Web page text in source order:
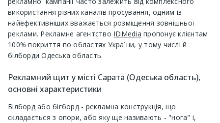
використання різних каналів просування, одним із
найефективніших вважається розміщення зовнішньої
реклами. Рекламне агентство IDMedia пропонує клієнтам
100% покриття по областях України, у тому числі й
білборди Одеська область.
Рекламний щит у місті Сарата (Одеська область),
основні характеристики
Білборд або бігборд - рекламна конструкція, що
складається з опори, або яку ще називають - "нога" і,